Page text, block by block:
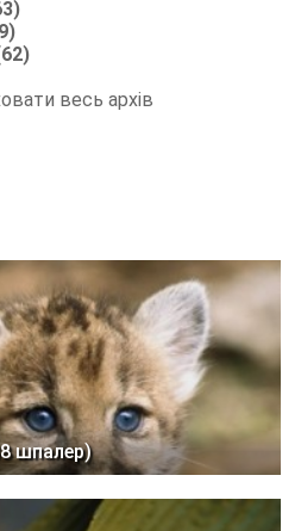
весь архів
шпалер)